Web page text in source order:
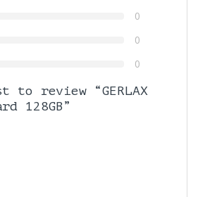
0
0
0
review “GERLAX
128GB”